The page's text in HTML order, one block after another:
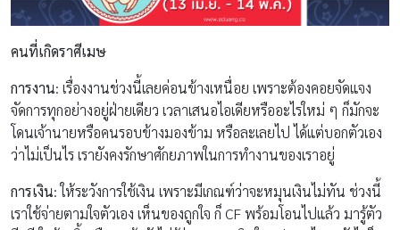
คนที่เกิดราศีเมษ
การงาน: เรื่องงานช่วงนี้เลยค่อนข้างเหนื่อย เพราะต้องคอยจัดแจง
จัดการทุกอย่างอยู่ฝ่ายเดียว เวลาเสนอไอเดียหรืออะไรใหม่ ๆ ก็มักจะ
โดนเจ้านายหรือคนรอบข้างมองข้าม หรือละเลยไป ได้แต่บอกตัวเอง
ว่าไม่เป็นไร เรายังคงรักษาศักยภาพในการทำงานของเราอยู่
การเงิน: ให้ระวังการใช้เงิน เพราะมีเกณฑ์ว่าจะหมุนเงินไม่ทัน ช่วงนี้
เราใช้จ่ายตามใจตัวเอง เห็นของถูกใจ ก็ CF พร้อมโอนไปแล้ว มารู้ตัว